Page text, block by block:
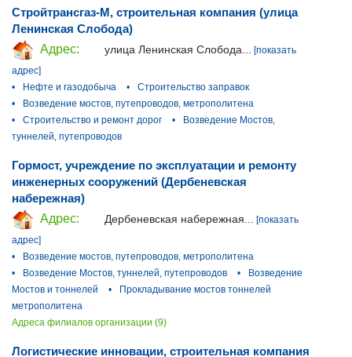
Стройтрансгаз-М, строительная компания (улица
Ленинская Слобода)
Адрес:
улица Ленинская Слобода... [показать
адрес]
•
Нефте и газодобыча •
Строительство заправок
•
Возведение мостов, путепроводов, метрополитена
•
Строительство и ремонт дорог •
Возведение Мостов,
туннелей, путепроводов
Гормост, учреждение по эксплуатации и ремонту
инженерных сооружений (Дербеневская
набережная)
Адрес:
Дербеневская набережная...
[показать
адрес]
•
Возведение мостов, путепроводов, метрополитена
•
Возведение Мостов, туннелей, путепроводов •
Возведение
Мостов и тоннелей
•
Прокладывание мостов тоннелей
метрополитена
Адреса филиалов организации (9)
Логистические инновации, строительная компания